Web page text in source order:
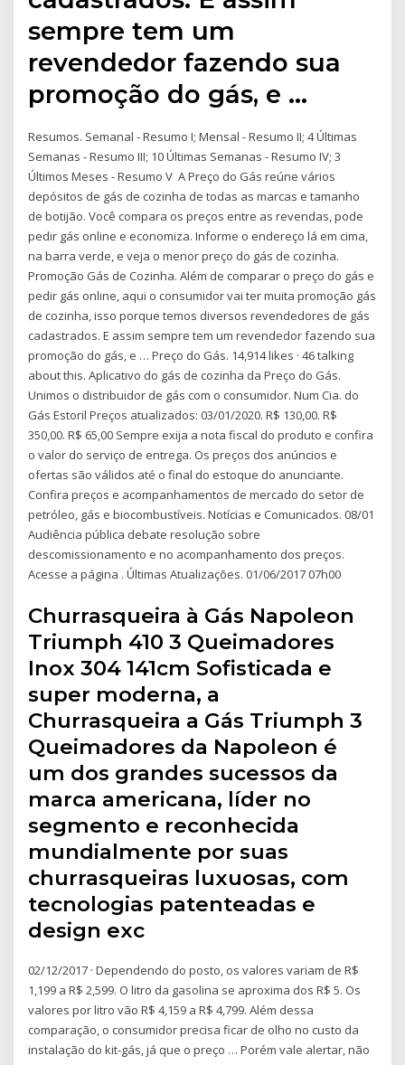
sempre tem um
revendedor fazendo sua
promoção do gás, e …
Resumos. Semanal - Resumo I; Mensal - Resumo II; 4 Últimas
Semanas - Resumo III; 10 Últimas Semanas - Resumo IV; 3
Últimos Meses - Resumo V A Preço do Gás reúne vários
depósitos de gás de cozinha de todas as marcas e tamanho
de botijão. Você compara os preços entre as revendas, pode
pedir gás online e economiza. Informe o endereço lá em cima,
na barra verde, e veja o menor preço do gás de cozinha.
Promoção Gás de Cozinha. Além de comparar o preço do gás e
pedir gás online, aqui o consumidor vai ter muita promoção gás
de cozinha, isso porque temos diversos revendedores de gás
cadastrados. E assim sempre tem um revendedor fazendo sua
promoção do gás, e … Preço do Gás. 14,914 likes · 46 talking
about this. Aplicativo do gás de cozinha da Preço do Gás.
Unimos o distribuidor de gás com o consumidor. Num Cia. do
Gás Estoril Preços atualizados: 03/01/2020. R$ 130,00. R$
350,00. R$ 65,00 Sempre exija a nota fiscal do produto e confira
o valor do serviço de entrega. Os preços dos anúncios e
ofertas são válidos até o final do estoque do anunciante.
Confira preços e acompanhamentos de mercado do setor de
petróleo, gás e biocombustíveis. Notícias e Comunicados. 08/01
Audiência pública debate resolução sobre
descomissionamento e no acompanhamento dos preços.
Acesse a página . Últimas Atualizações. 01/06/2017 07h00
Churrasqueira à Gás Napoleon
Triumph 410 3 Queimadores
Inox 304 141cm Sofisticada e
super moderna, a
Churrasqueira a Gás Triumph 3
Queimadores da Napoleon é
um dos grandes sucessos da
marca americana, líder no
segmento e reconhecida
mundialmente por suas
churrasqueiras luxuosas, com
tecnologias patenteadas e
design exc
02/12/2017 · Dependendo do posto, os valores variam de R$
1,199 a R$ 2,599. O litro da gasolina se aproxima dos R$ 5. Os
valores por litro vão R$ 4,159 a R$ 4,799. Além dessa
comparação, o consumidor precisa ficar de olho no custo da
instalação do kit-gás, já que o preço … Porém vale alertar, não